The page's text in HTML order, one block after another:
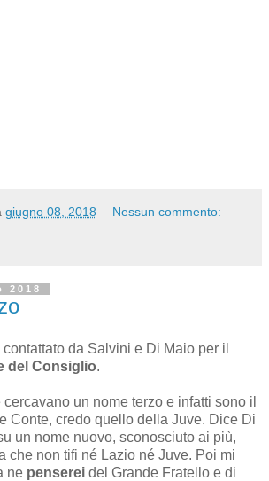
giugno 08, 2018 Nessun commento:
2018
da Salvini e Di Maio per il
del Consiglio.
un nome terzo e infatti sono il
Conte, credo quello della Juve. Dice Di
un nome nuovo, sconosciuto ai più,
che non tifi né Lazio né Juve. Poi mi
ne penserei del Grande Fratello e di